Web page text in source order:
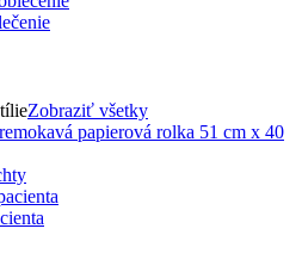
Zobraziť všetky